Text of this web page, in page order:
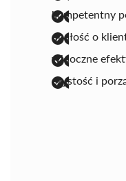
kompetentny
dbałość o
widoczne
czystość i